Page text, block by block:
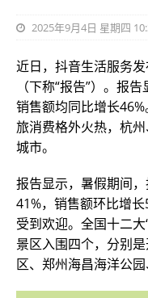
2025年9月4日 星期四
近日，抖音生活服务
（下称“报告”）。报
销售额均同比增长
旅消费格外火热，杭
城市。
报告显示，暑假期间
41%，销售额环比增
受到欢迎。全国十二
景区入围四个，分别
区、郑州海昌海洋公园